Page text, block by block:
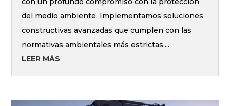
del medio ambiente. Implementamos soluciones
constructivas avanzadas que cumplen con las
normativas ambientales más estrictas,...
LEER MÁS